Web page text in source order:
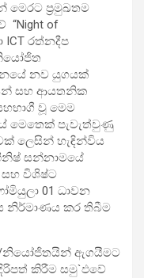
ප්‍රමුඛතම
of
ICT රත්නදීප
නව යුගයක්
සහ ආයතනික
වූ මෙම
මෙතෙක් පැවැත්වුණු
ලෙසින් හැඳින්විය
සන්නාමයේ
සහ විශිෂ්ට
01 ධාවන
නිර්මාණය කර තිබීම
නියෝජිතයින් ඇගයීමට
කිරීම සමු`ඵවේ